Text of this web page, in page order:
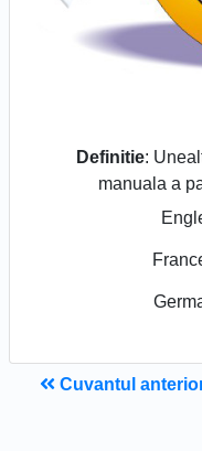
Definitie:
manuala a
Cuvantul